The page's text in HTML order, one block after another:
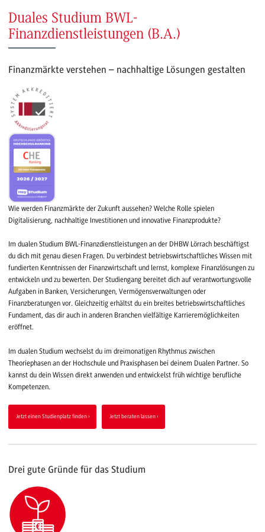
Duales Studium BWL-
Finanzdienstleistungen (B.A.)
Finanzmärkte verstehen – nachhaltige Lösungen gestalten
Wie werden Finanzmärkte der Zukunft aussehen? Welche Rolle spielen
Digitalisierung, nachhaltige Investitionen und innovative Finanzprodukte?
Im dualen Studium BWL-Finanzdienstleistungen an der DHBW Lörrach beschäftigst
du dich mit genau diesen Fragen. Du verbindest betriebswirtschaftliches Wissen mit
fundierten Kenntnissen der Finanzwirtschaft und lernst, komplexe Finanzlösungen zu
entwickeln und zu bewerten. Der Studiengang bereitet dich auf verantwortungsvolle
Aufgaben in Banken, Versicherungen, Vermögensverwaltungen oder
Finanzberatungen vor. Gleichzeitig erhältst du ein breites betriebswirtschaftliches
Fundament, das dir auch in anderen Branchen vielfältige Karrieremöglichkeiten
eröffnet.
Im dualen Studium wechselst du im dreimonatigen Rhythmus zwischen
Theoriephasen an der Hochschule und Praxisphasen bei deinem Dualen Partner. So
kannst du dein Wissen direkt anwenden und entwickelst früh wichtige berufliche
Kompetenzen.
Jetzt einen Studienplatz finden Jetzt beraten lassen
Drei gute Gründe für das Studium